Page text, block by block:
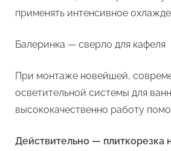
применять интенсивное
Балеринка — сверло для кафеля
При монтаже новейшей,
осветительной системы для
высококачественно работу
Действительно — плиткорезка